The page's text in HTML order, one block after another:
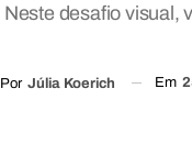
Neste desafio visual,
Por Júlia Koerich Em